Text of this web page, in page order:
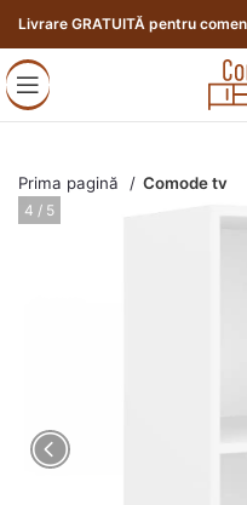
Livrare GRATUITĂ pentru
Prima pagină Comode tv
4 / 5